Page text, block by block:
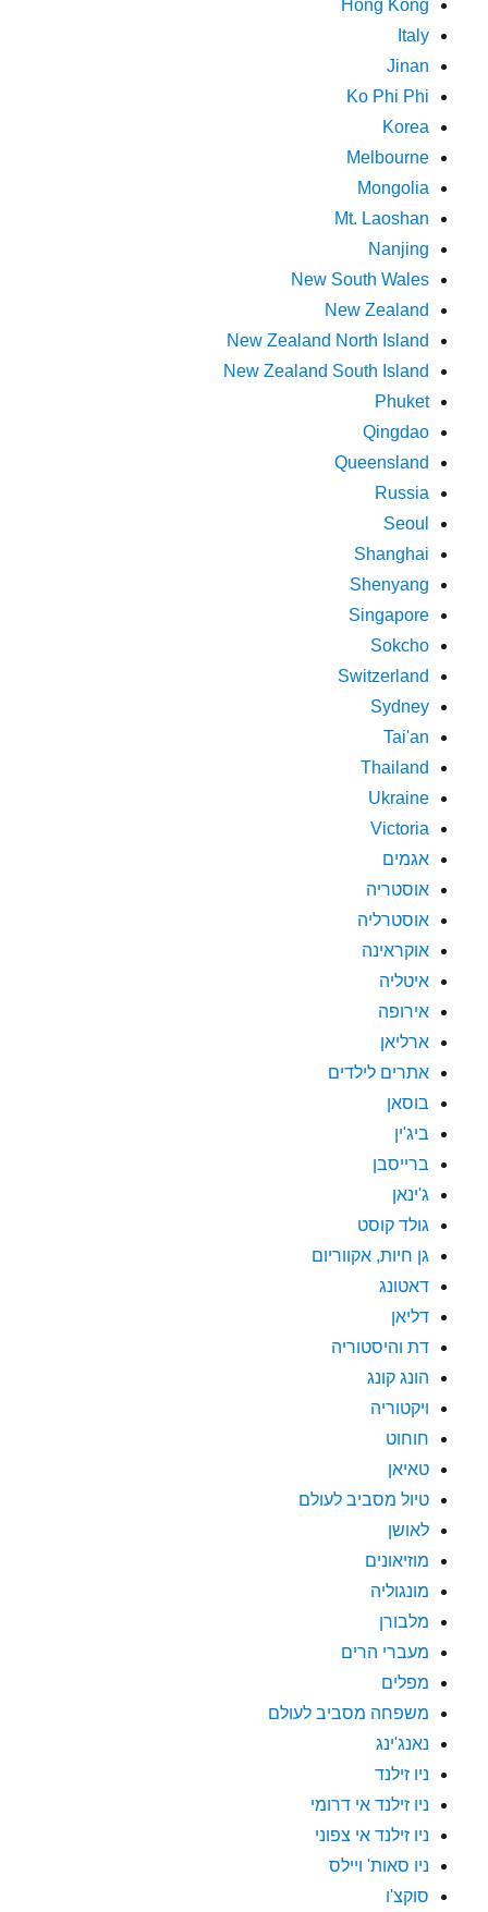
Hong Kong
Italy
Jinan
Ko Phi Phi
Korea
Melbourne
Mongolia
Mt. Laoshan
Nanjing
New South Wales
New Zealand
New Zealand North Island
New Zealand South Island
Phuket
Qingdao
Queensland
Russia
Seoul
Shanghai
Shenyang
Singapore
Sokcho
Switzerland
Sydney
Tai'an
Thailand
Ukraine
Victoria
אגמים
אוסטריה
אוסטרליה
אוקראינה
איטליה
אירופה
ארליאן
אתרים לילדים
בוסאן
ביג'ין
ברייסבן
ג'ינאן
גולד קוסט
גן חיות, אקווריום
דאטונג
דליאן
דת והיסטוריה
הונג קונג
ויקטוריה
חוחוט
טאיאן
טיול מסביב לעולם
לאושן
מוזיאונים
מונגוליה
מלבורן
מעברי הרים
מפלים
משפחה מסביב לעולם
נאנג'ינג
ניו זילנד
ניו זילנד אי דרומי
ניו זילנד אי צפוני
ניו סאות' ויילס
סוקצ'ו